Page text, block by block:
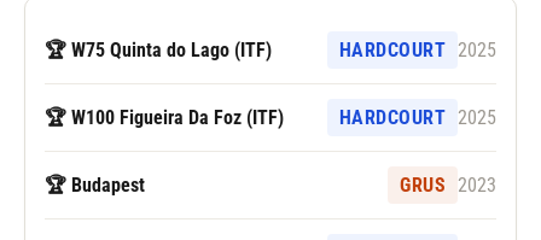
🏆 W75 Quinta do Lago (ITF) HARDCOURT 2025
🏆 W100 Figueira Da Foz (ITF) HARDCOURT 2025
🏆 Budapest GRUS 2023